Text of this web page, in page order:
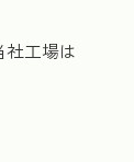
工場は